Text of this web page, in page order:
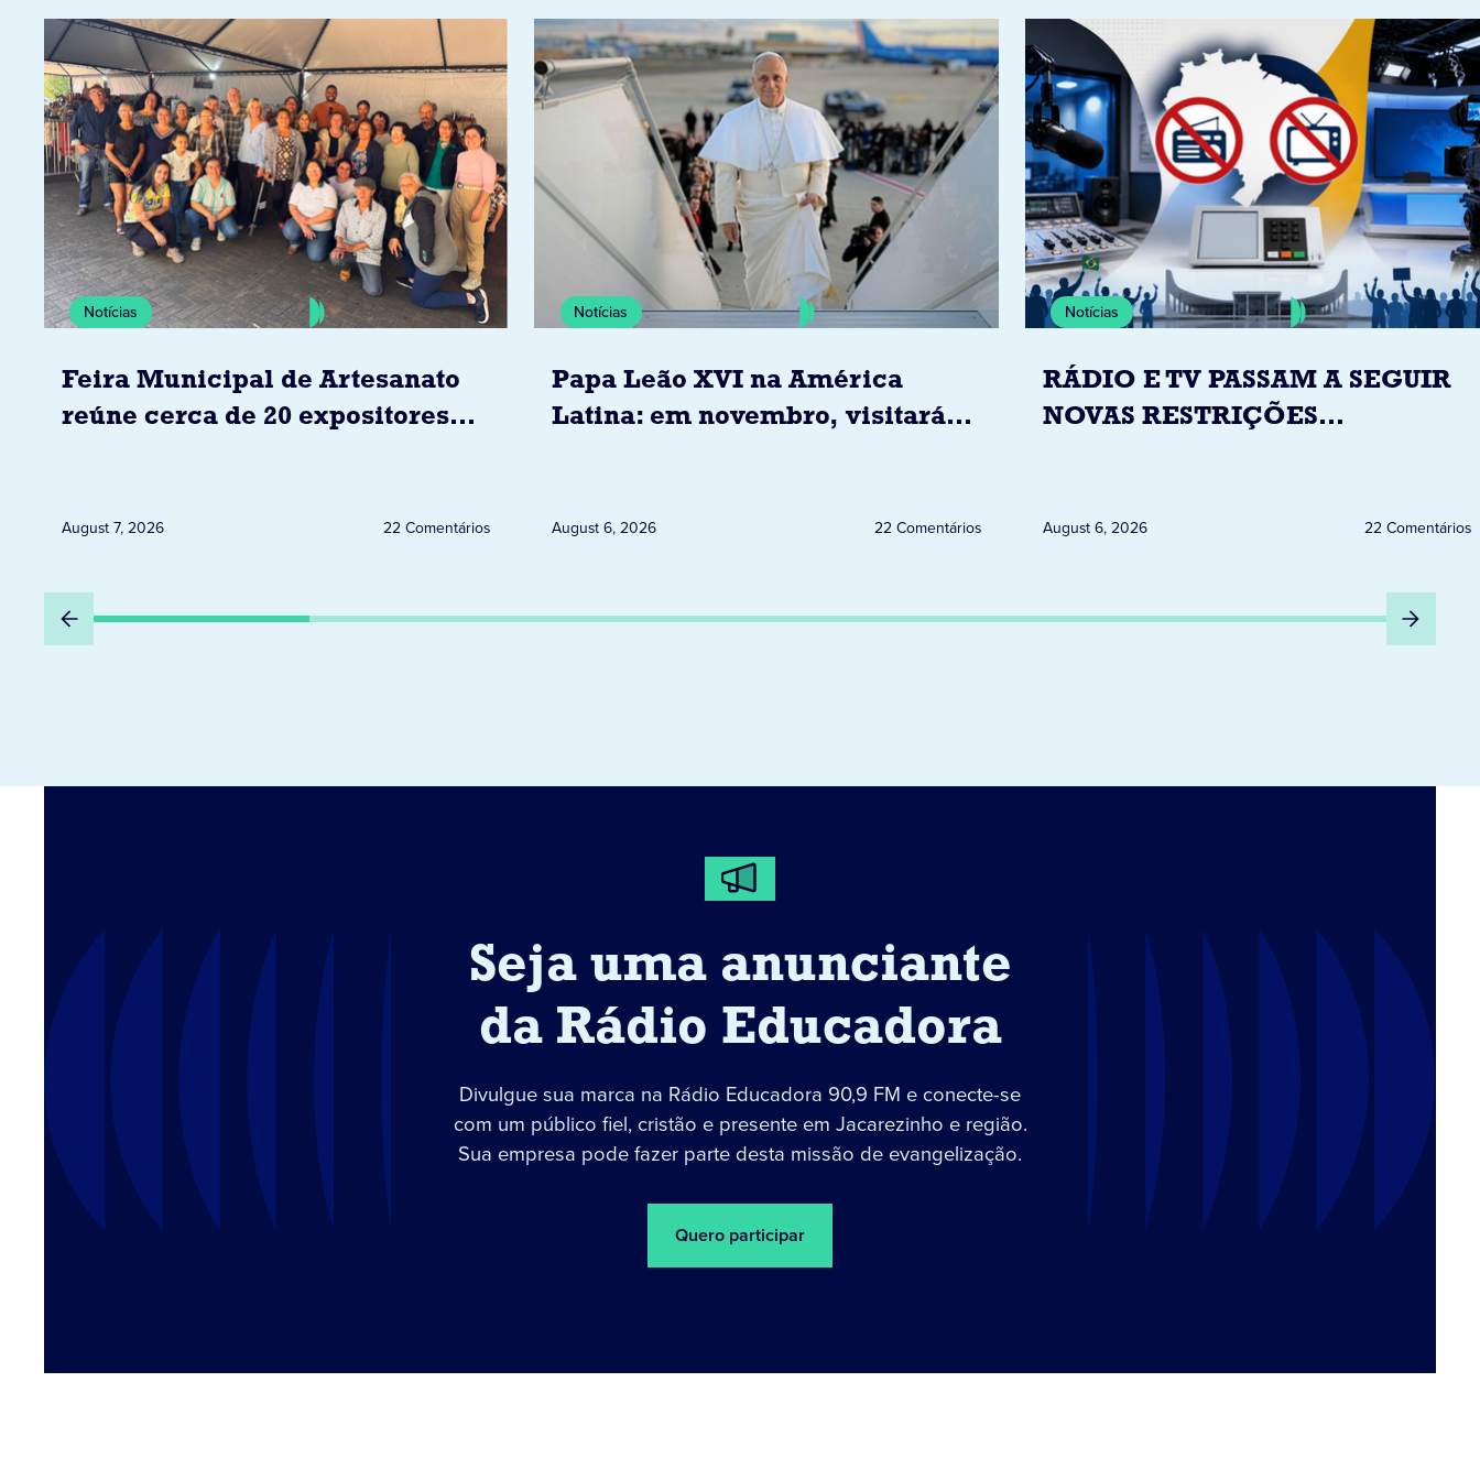
Notícias
Feira Municipal de Artesanato
reúne cerca de 20 expositores
August 7, 2026 22 Comentários
Notícias
Papa Leão XVI na América
Latina: em novembro, visitará
August 6, 2026 22 Comentários
Notícias
RÁDIO E TV PASSAM A SEGUIR
NOVAS RESTRIÇÕES
August 6, 2026 22 Comentários
Seja uma anunciante
da Rádio Educadora
Divulgue sua marca na Rádio Educadora 90,9 FM e conecte-se
com um público fiel, cristão e presente em Jacarezinho e região.
Sua empresa pode fazer parte desta missão de evangelização.
Quero participar